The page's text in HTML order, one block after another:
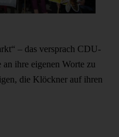
– das versprach CDU-
ihre eigenen Worte zu
die Klöckner auf ihren